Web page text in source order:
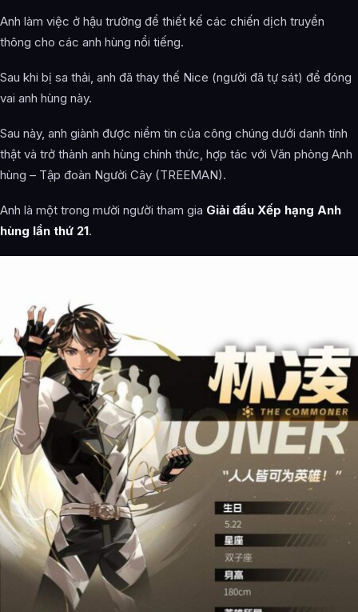
Anh làm việc ở hậu trường để thiết kế các chiến dịch truyền
thông cho các anh hùng nổi tiếng.
Sau khi bị sa thải, anh đã thay thế Nice (người đã tự sát) để đóng
vai anh hùng này.
Sau này, anh giành được niềm tin của công chúng dưới danh tính
thật và trở thành anh hùng chính thức, hợp tác với Văn phòng Anh
hùng – Tập đoàn Người Cây (TREEMAN).
Anh là một trong mười người tham gia Giải đấu Xếp hạng Anh
hùng lần thứ 21.